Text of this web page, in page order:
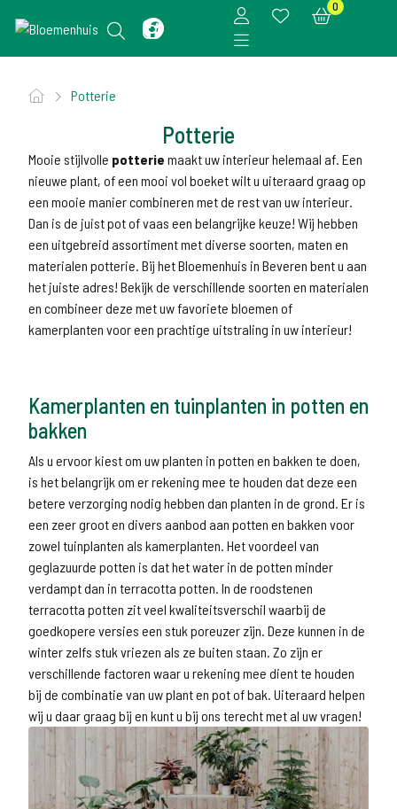
0
Potterie
Potterie
Mooie stijlvolle potterie maakt uw interieur helemaal af. Een
nieuwe plant, of een mooi vol boeket wilt u uiteraard graag op
een mooie manier combineren met de rest van uw interieur.
Dan is de juist pot of vaas een belangrijke keuze! Wij hebben
een uitgebreid assortiment met diverse soorten, maten en
materialen potterie. Bij het Bloemenhuis in Beveren bent u aan
het juiste adres! Bekijk de verschillende soorten en materialen
en combineer deze met uw favoriete bloemen of
kamerplanten voor een prachtige uitstraling in uw interieur!
Kamerplanten en tuinplanten in potten en
bakken
Als u ervoor kiest om uw planten in potten en bakken te doen,
is het belangrijk om er rekening mee te houden dat deze een
betere verzorging nodig hebben dan planten in de grond. Er is
een zeer groot en divers aanbod aan potten en bakken voor
zowel tuinplanten als kamerplanten. Het voordeel van
geglazuurde potten is dat het water in de potten minder
verdampt dan in terracotta potten. In de roodstenen
terracotta potten zit veel kwaliteitsverschil waarbij de
goedkopere versies een stuk poreuzer zijn. Deze kunnen in de
winter zelfs stuk vriezen als ze buiten staan. Zo zijn er
verschillende factoren waar u rekening mee dient te houden
bij de combinatie van uw plant en pot of bak. Uiteraard helpen
wij u daar graag bij en kunt u bij ons terecht met al uw vragen!